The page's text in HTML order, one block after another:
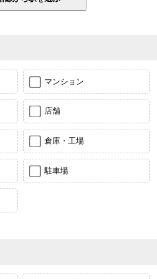
マンション
店舗
倉庫・工場
駐車場